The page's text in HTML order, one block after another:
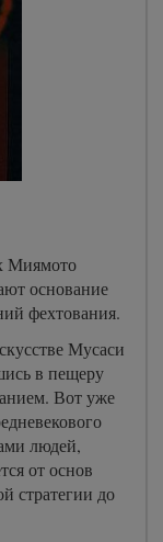
Миямото
основание
фехтования.
Мусаси
в пещеру
Вот уже
людей,
от основ
стратегии до